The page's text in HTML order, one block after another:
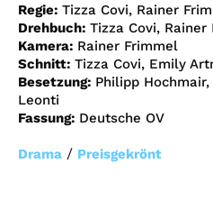
Regie: Tizza Covi, Rainer
Drehbuch: Tizza Covi,
Kamera: Rainer Frimmel
Schnitt: Tizza Covi, Emily
Besetzung: Philipp
Leonti
Fassung: Deutsche OV
Drama / Preisgekrönt